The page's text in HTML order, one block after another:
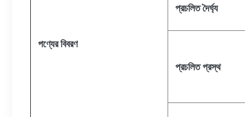
পণ্যের বিবরণ
প্রচলিত দৈর্ঘ্য
প্রচলিত প্রস্থ